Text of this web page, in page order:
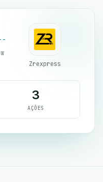
Zrexpress
3
AÇÕES